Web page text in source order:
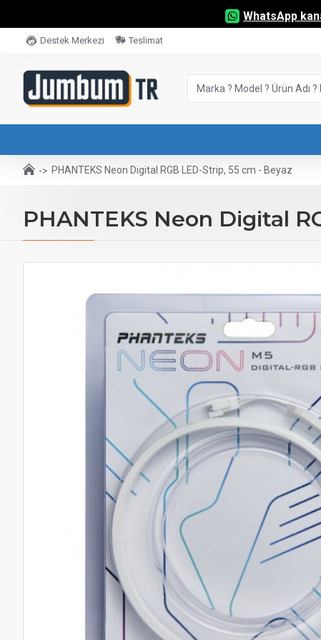
WhatsApp
Destek Merkezi Teslimat
PHANTEKS Neon Digital RGB LED-Strip, 55 cm - Beyaz
PHANTEKS Neon Digital